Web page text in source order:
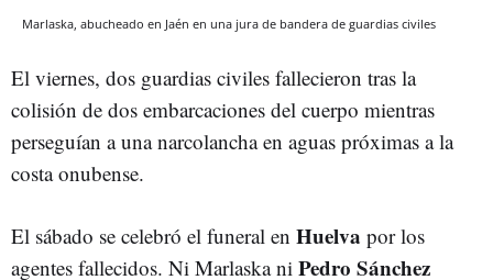
Marlaska, abucheado en Jaén en una jura de bandera de guardias civiles
El viernes, dos guardias civiles fallecieron tras la
colisión de dos embarcaciones del cuerpo mientras
perseguían a una narcolancha en aguas próximas a la
costa onubense.
El sábado se celebró el funeral en Huelva por los
agentes fallecidos. Ni Marlaska ni Pedro Sánchez